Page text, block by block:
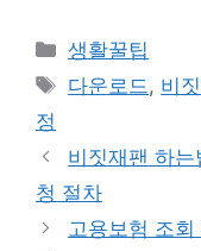
카
테
생활꿀팁
태
다운로드, 비
정
비짓재팬 하
청 절차
고용보험 조